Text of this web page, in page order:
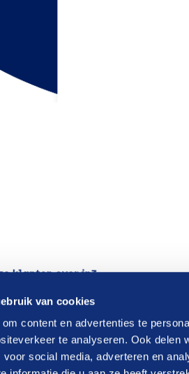
van cookies
content en advertenties te
te analyseren. Ook delen
social media, adverteren en